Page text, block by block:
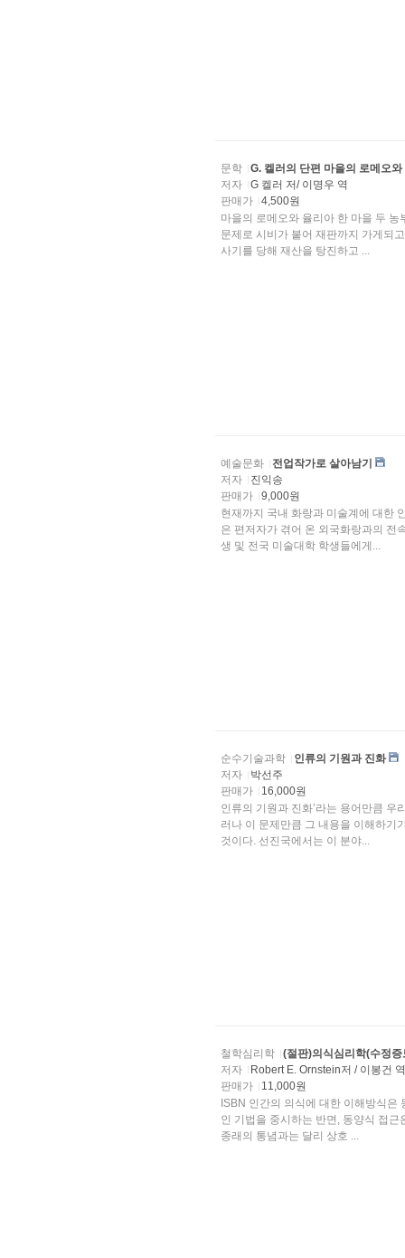
문학
G. 켈러의 단편 마을의 로메오
저자
G 켈러 저/ 이명우 역
판매가
4,500원
마을의 로메오와 율리아 한 마을 두 농부가 자기네들의 밭사이에 있는 하찮은 돌무더기땅의 경계선
문제로 시비가 붙어 재판까지 가게되고 거기서도 끝까
사기를 당해 재산을 탕진하고 ...
예술문화
전업작가로 살아남기
저자
진익송
판매가
9,000원
현재까지 국내 화랑과 미술계에 대한 안내서는 나와 있
은 편저자가 겪어 온 외국화랑과의 전
생 및 전국 미술대학 학생들에게...
순수기술과학
인류의 기원과 진화
저자
박선주
판매가
16,000원
인류의 기원과 진화’라는 용어만큼 우리에게 매력을 주
러나 이 문제만큼 그 내용을 이해하기
것이다. 선진국에서는 이 분야...
철학심리학
(절판)의식심리학(수정증
저자
Robert E. Ornstein저 / 이봉건
판매가
11,000원
ISBN 인간의 의식에 대한 이해방식은 동서양으로 대
인 기법을 중시하는 반면, 동양식 접
종래의 통념과는 달리 상호 ...